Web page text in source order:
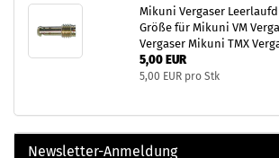
Mikuni Vergaser
Größe für Mikuni VM
Vergaser Mikuni TMX
5,00 EUR
5,00 EUR pro Stk
Newsletter-Anmeldung